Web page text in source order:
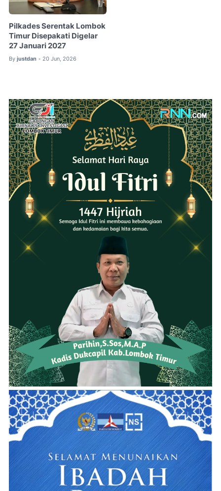
Pilkades Serentak Lombok
Timur Disepakati Digelar
27 Januari 2027
By justdan • 20 Jun, 2026